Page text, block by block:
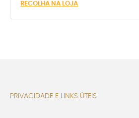
RECOLHA NA LOJA
PRIVACIDADE E LINKS ÚTEIS